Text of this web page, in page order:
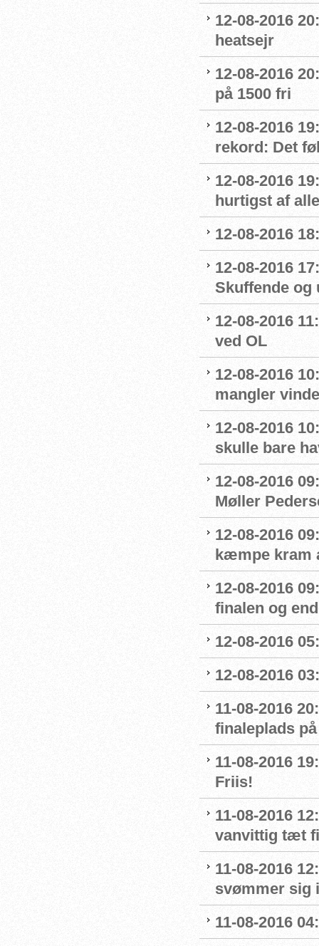
12-08-2016
heatsejr
12-08-2016
på 1500 fri
12-08-2016
rekord: Det
12-08-2016
hurtigst af
12-08-2016
12-08-2016
Skuffende
12-08-2016
ved OL
12-08-2016
mangler
12-08-2016
skulle bare
12-08-2016
Møller
12-08-2016
kæmpe kram
12-08-2016
finalen og
12-08-2016
12-08-2016
11-08-2016
finaleplads
11-08-2016
Friis!
11-08-2016
vanvittig tæt
11-08-2016
svømmer sig
11-08-2016